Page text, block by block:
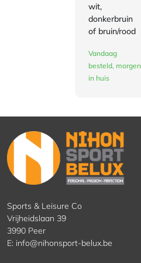
wit,
donkerbruin
of bruin/rood
Vandaag
besteld, morgen
in huis
Sports & Leisure Co
Vrijheidslaan 39
3990 Peer
E: info@nihonsport-belux.be